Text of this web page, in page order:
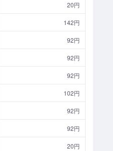
20円
142円
92円
92円
92円
102円
92円
92円
20円